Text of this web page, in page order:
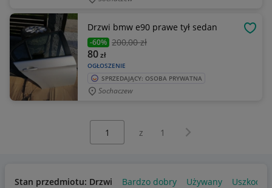
Drzwi bmw e90 prawe tył sedan
-60% 200,00 zł
OGŁOSZENIE
80zł
SPRZEDAJĄCY: OSOBA PRYWATNA
Sochaczew
z 1 Następna strona
Stan przedmiotu: Drzwi Bardzo dobry Używany